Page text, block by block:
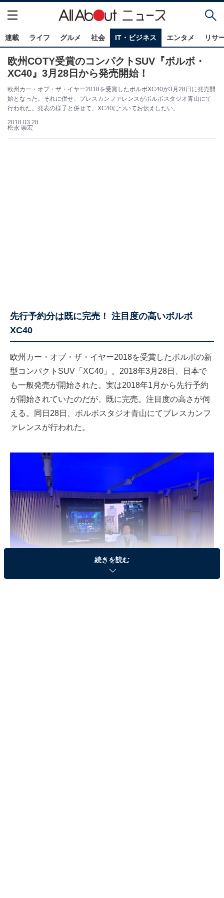
連載 ライフ グルメ 社会 IT・ビジネス エンタメ リサ
欧州COTY受賞のコンパクトSUV『ボルボ・
XC40』3月28日から発売開始！
欧州カー・オブ・ザ・イヤー2018を受賞したボルボXC40が3月28日に発売開
始となった。それに併せ、プレスカンファレンスがボルボスタジオ青山にて
行われた。発表の様子と併せて、XC40についてお伝えしたい。
2018.03.28
松永 崇宏
先行予約分は既に完売！ 注目度の高いボルボ
XC40
欧州カー・オブ・ザ・ イヤー2018を受賞したボルボの新
型コンパクトSUV「 XC40」。2018年3月28日、
日本で
も一般発売が開始された。 実は2018年1月から先行予約
が開始されていたのだが、
既に完売。注目度の高さが伺
える。同日28日、 ボルボスタジオ青山にてプレスカンフ
ァレンスが行われた。
続きを読む